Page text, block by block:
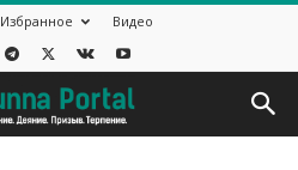
Избранное Видео